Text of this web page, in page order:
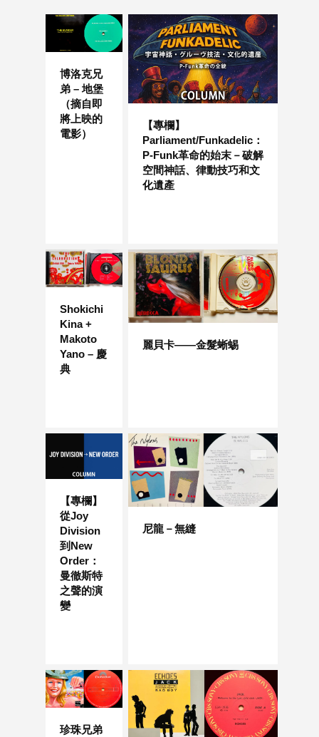
博洛克兄
弟 – 地堡
（摘自即
將上映的
電影）
【專欄】
Parliament/Funkadelic：
P-Funk革命的始末－破解
空間神話、律動技巧和文
化遺產
Shokichi
Kina +
Makoto
Yano – 慶
典
麗貝卡——金髮蜥蜴
【專欄】
從Joy
Division
到New
Order：
曼徹斯特
之聲的演
變
尼龍－無縫
珍珠兄弟